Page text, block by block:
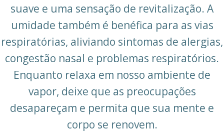
suave e uma sensação de revitalização. A
umidade também é benéfica para as vias
respiratórias, aliviando sintomas de alergias,
congestão nasal e problemas respiratórios.
Enquanto relaxa em nosso ambiente de
vapor, deixe que as preocupações
desapareçam e permita que sua mente e
corpo se renovem.